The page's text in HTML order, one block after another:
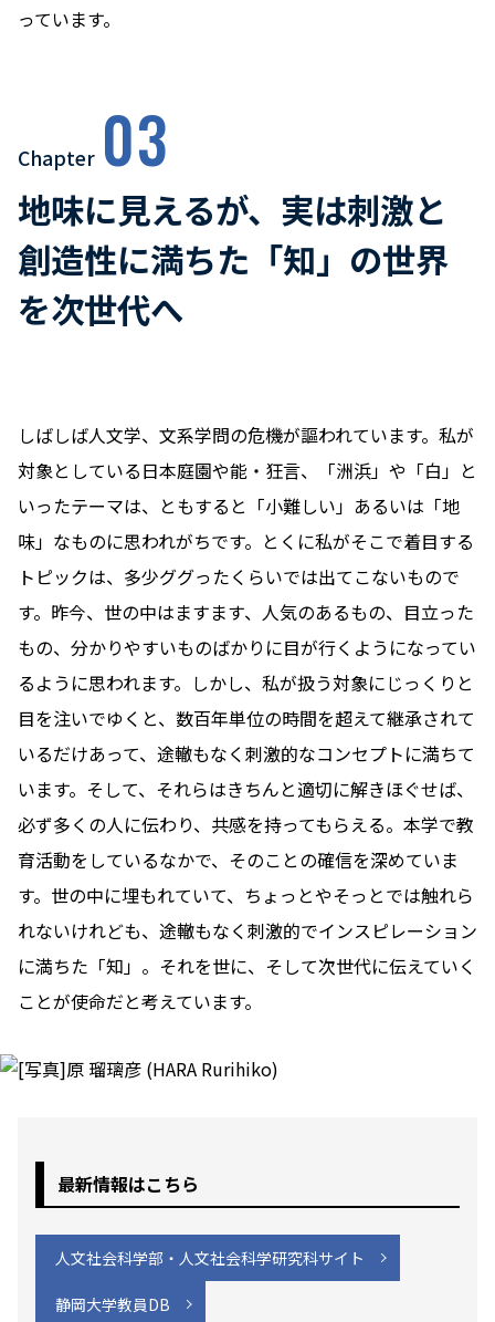
っています。
Chapter 03
地味に見えるが、実は刺激と
創造性に満ちた「知」の世界
を次世代へ
しばしば人文学、文系学問の危機が謳われています。私が
対象としている日本庭園や能・狂言、「洲浜」や「白」と
いったテーマは、ともすると「小難しい」あるいは「地
味」なものに思われがちです。とくに私がそこで着目する
トピックは、多少ググったくらいでは出てこないもので
す。昨今、世の中はますます、人気のあるもの、目立った
もの、分かりやすいものばかりに目が行くようになってい
るように思われます。しかし、私が扱う対象にじっくりと
目を注いでゆくと、数百年単位の時間を超えて継承されて
いるだけあって、途轍もなく刺激的なコンセプトに満ちて
います。そして、それらはきちんと適切に解きほぐせば、
必ず多くの人に伝わり、共感を持ってもらえる。本学で教
育活動をしているなかで、そのことの確信を深めていま
す。世の中に埋もれていて、ちょっとやそっとでは触れら
れないけれども、途轍もなく刺激的でインスピレーション
に満ちた「知」。それを世に、そして次世代に伝えていく
ことが使命だと考えています。
最新情報はこちら
人文社会科学部・人文社会科学研究科サイト
静岡大学教員DB